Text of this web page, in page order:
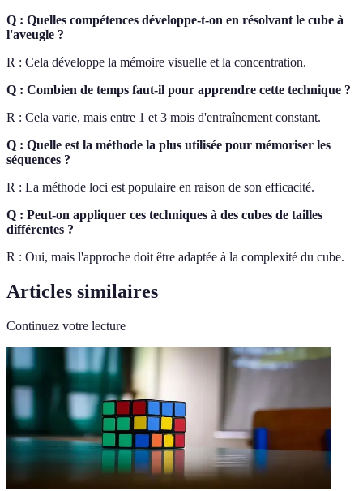
Q : Quelles compétences développe-t-on en résolvant le cube à
l'aveugle ?
R : Cela développe la mémoire visuelle et la concentration.
Q : Combien de temps faut-il pour apprendre cette technique ?
R : Cela varie, mais entre 1 et 3 mois d'entraînement constant.
Q : Quelle est la méthode la plus utilisée pour mémoriser les
séquences ?
R : La méthode loci est populaire en raison de son efficacité.
Q : Peut-on appliquer ces techniques à des cubes de tailles
différentes ?
R : Oui, mais l'approche doit être adaptée à la complexité du cube.
Articles similaires
Continuez votre lecture